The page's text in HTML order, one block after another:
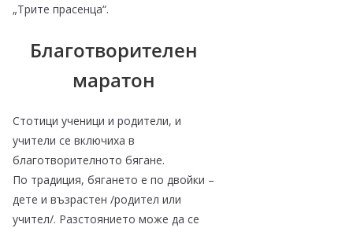
„Трите прасенца“.
Благотворителен
маратон
Стотици ученици и родители, и
учители се включиха в
благотворителното бягане.
По традиция, бягането е по двойки –
дете и възрастен /родител или
учител/. Разстоянието може да се